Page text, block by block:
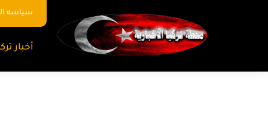
سياسه
أخبار